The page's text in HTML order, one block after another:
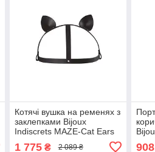
Котячі вушка на ременях з
заклепками Bijoux
Indiscrets MAZE-Cat Ears
1 775₴ 2 089 ₴ 908